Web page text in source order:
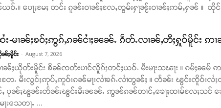
ဝ်ႉ။ ပေႃႈမႄႈ တင်း ၵူၼ်းဝၢၼ်ႈလႄႇၸွမ်းႁႃၼႂ်းဝၢၼ်ႈဢမ်ႇႁၼ် ။ ထိုင်မ
း-မၢၼ်ႈၶဝ်ႈဢွၵ်ႇၵၼ်ငၢႆႈၼၼ်ႉ ၵဵတ်ႉလၢၼ်ႇတီႈႁူဝ်မိူင်း ဢၢ
ႈမိူင်း - August 7, 2026
ၼ်ႈယိုတ်းမိူင်း ၶိၼ်ၸတ်းပၢင်လိူၵ်ႈတင်ႈယဝ်ႉ မီးမႃးသၽႃး ။ ၵမ်ႈၼ
ႄႉ မီးလွင်ႈဢုပ်ႇဢူဝ်းၵၼ်မႃးလၢႆၶၵ်ႉလၢႆတွၼ်ႈ ။ တႅၼ်း ၽွင်းၸိူဝ်းလႆႈ
ႇ ပုၼ်ႈၽွၼ်းတႅၼ်းၽွင်းမီးၼၼ်ႉ ဢွၼ်ၵၼ်တၢင်ႇၶေႃႈထၢမ်လႄႈသင်
ႃးသေတႃႉ ...